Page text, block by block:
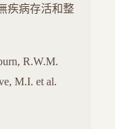
疾病存活和整
R.W.M.
M.I. et al.